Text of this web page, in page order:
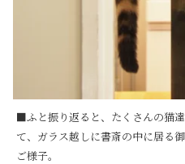
■ふと振り返ると、たくさんの猫
て、ガラス越しに書斎の中に居る
ご様子。